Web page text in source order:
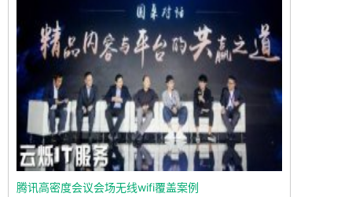
腾讯高密度会议会场无线wifi覆盖案例